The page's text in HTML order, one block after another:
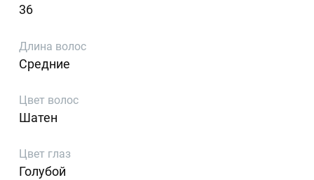
36
Длина волос
Средние
Цвет волос
Шатен
Цвет глаз
Голубой